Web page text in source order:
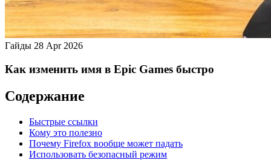
Гайды 28 Apr 2026
Как изменить имя в Epic Games быстро
Содержание
Быстрые ссылки
Кому это полезно
Почему Firefox вообще может падать
Использовать безопасный режим